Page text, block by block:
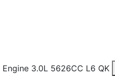
Engine 3.0L 5626CC L6 QK